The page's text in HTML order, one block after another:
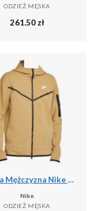
ODZIEŻ MĘSKA
261.50 zł
Kurtka Mężczyzna Nike Tech Fleece Full Zip beżowy
Nike
ODZIEŻ MĘSKA